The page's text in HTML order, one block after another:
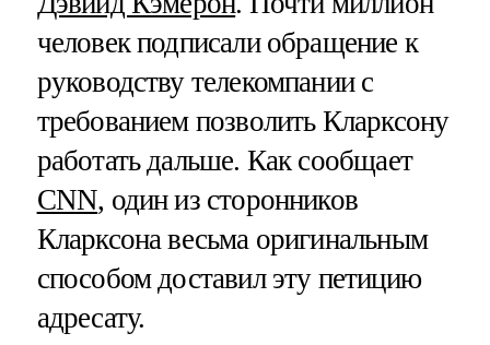
человек подписали обращение к
руководству телекомпании с
требованием позволить Кларксону
работать дальше. Как сообщает
CNN, один из сторонников
Кларксона весьма оригинальным
способом доставил эту петицию
адресату.